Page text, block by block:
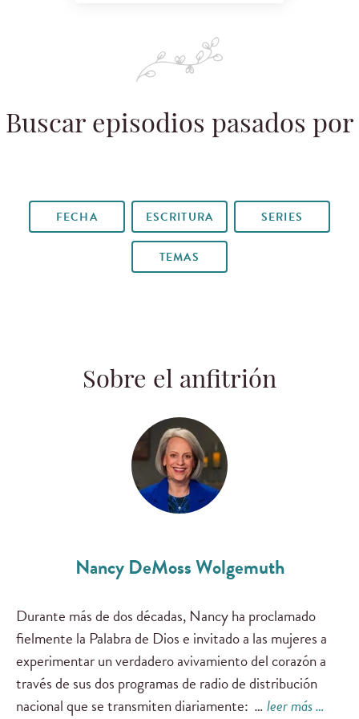
Buscar episodios pasados por
FECHA ESCRITURA SERIES
TEMAS
Sobre el anfitrión
Nancy DeMoss Wolgemuth
Durante más de dos décadas, Nancy ha proclamado
fielmente la Palabra de Dios e invitado a las mujeres a
experimentar un verdadero avivamiento del corazón a
través de sus dos programas de radio de distribución
nacional que se transmiten diariamente: …leer más …